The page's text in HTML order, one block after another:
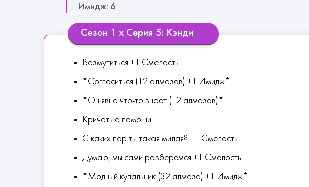
Имидж: 6
Сезон 1 х Серия 5: Кэнди
Возмутиться +1 Смелость
*Согласиться (12 алмазов) +1 Имидж*
*Он явно что-то знает (12 алмазов)*
Кричать о помощи
С каких пор ты такая милая? +1 Смелость
Думаю, мы сами разберемся +1 Смелость
*Модный купальник (32 алмаза) +1 Имидж*